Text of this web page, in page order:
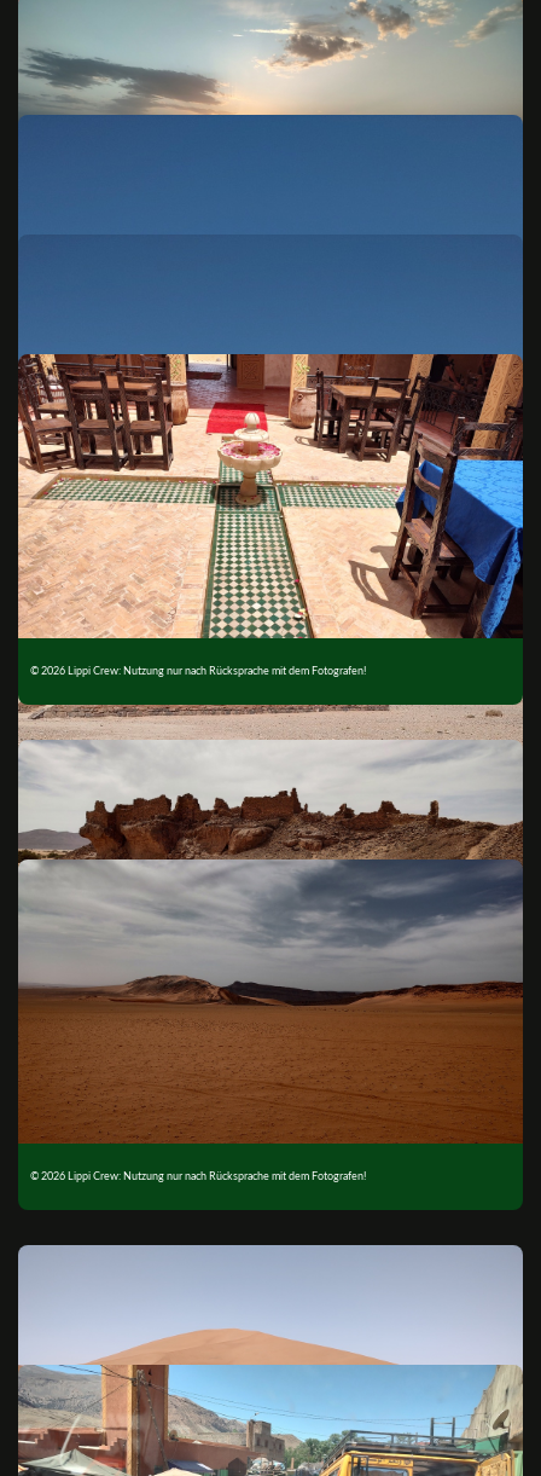
© 2026 Lippi Crew: Nutzung nur nach Rücksprache mit dem Fotografen!
© 2026 Lippi Crew: Nutzung nur nach Rücksprache mit dem Fotografen!
© 2026 Lippi Crew: Nutzung nur nach Rücksprache mit dem Fotografen!
© 2026 Lippi Crew: Nutzung nur nach Rücksprache mit dem Fotografen!